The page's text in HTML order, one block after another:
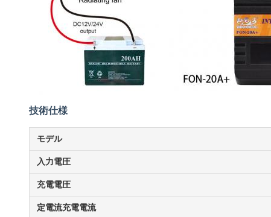
技術仕様
モデル
入力電圧
充電電圧
定電流充電電流